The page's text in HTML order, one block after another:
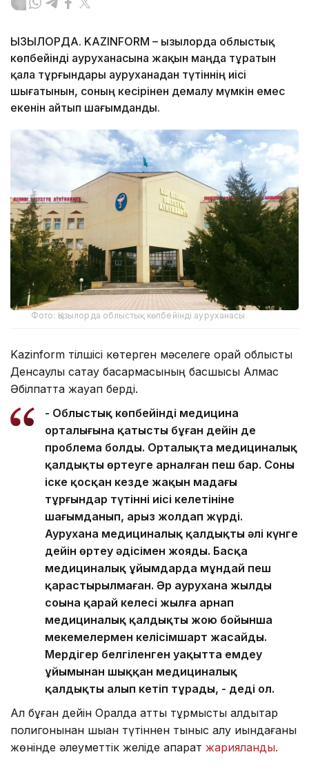
ҚЫЗЫЛОРДА. KAZINFORM – Қызылорда облыстық
көпбейінді ауруханасына жақын маңда тұратын
қала тұрғындары ауруханадан түтіннің иісі
шығатынын, соның кесірінен демалу мүмкін емес
екенін айтып шағымданды.
Фото: Қызылорда облыстық көпбейінді ауруханасы
Kazinform тілшісі көтерген мәселеге орай облыстық
Денсаулық сақтау басқармасының басшысы Алмас
Әбілпатта жауап берді.
- Облыстық көпбейінді медицина
орталығына қатысты бұған дейін де
проблема болды. Орталықта медициналық
қалдықты өртеуге арналған пеш бар. Соны
іске қосқан кезде жақын маңдағы
тұрғындар түтіннің иісі келетініне
шағымданып, арыз жолдап жүрді.
Аурухана медициналық қалдықты әлі күнге
дейін өртеу әдісімен жояды. Басқа
медициналық ұйымдарда мұндай пеш
қарастырылмаған. Әр аурухана жылдың
соңына қарай келесі жылға арнап
медициналық қалдықты жою бойынша
мекемелермен келісімшарт жасайды.
Мердігер белгіленген уақытта емдеу
ұйымынан шыққан медициналық
қалдықты алып кетіп тұрады, - деді ол.
Ал бұған дейін Оралда қатты тұрмыстық қалдықтар
полигонынан шыққан түтіннен тыныс алу қиындағаны
жөнінде әлеуметтік желіде ақпарат жарияланды.